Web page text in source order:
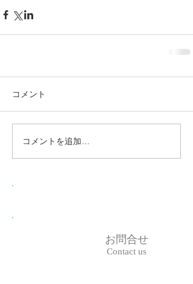
コメント
コメントを追加…
お問合せ
Contact us